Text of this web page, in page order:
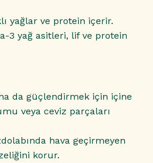
yağlar ve protein içerir.
3 yağ asitleri, lif ve protein
da güçlendirmek için içine
veya ceviz parçaları
hava geçirmeyen
korur.